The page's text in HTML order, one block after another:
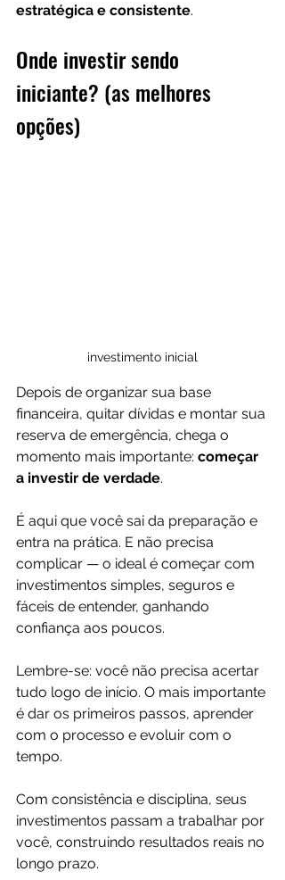
estratégica e consistente.
Onde investir sendo
iniciante? (as melhores
opções)
investimento inicial
Depois de organizar sua base
financeira, quitar dívidas e montar sua
reserva de emergência, chega o
momento mais importante: começar
a investir de verdade.
É aqui que você sai da preparação e
entra na prática. E não precisa
complicar — o ideal é começar com
investimentos simples, seguros e
fáceis de entender, ganhando
confiança aos poucos.
Lembre-se: você não precisa acertar
tudo logo de início. O mais importante
é dar os primeiros passos, aprender
com o processo e evoluir com o
tempo.
Com consistência e disciplina, seus
investimentos passam a trabalhar por
você, construindo resultados reais no
longo prazo.